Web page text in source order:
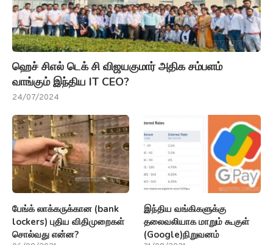
ஹெச் சிஎல் டெக் சி விஜயகுமார் அதிக சம்பளம்
வாங்கும் இந்திய IT CEO?
24/07/2024
பேங்க் லாக்கருக்கான (bank
lockers) புதிய விதிமுறைகள்
சொல்வது என்ன?
இந்திய வங்கிகளுக்கு
தலைவலியாக மாறும் கூகுள்
(Google)நிறுவனம்